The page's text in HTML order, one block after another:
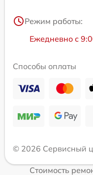
Режим работы:
Ежедневно с
Способы оплаты
© 2026 Сервисный
Стоимость